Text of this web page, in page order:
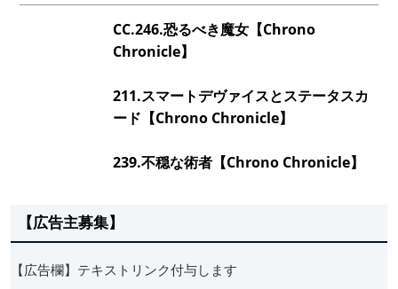
CC.246.恐るべき魔女【Chrono
Chronicle】
211.スマートデヴァイスとステータスカ
ード【Chrono Chronicle】
239.不穏な術者【Chrono Chronicle】
【広告主募集】
【広告欄】テキストリンク付与します